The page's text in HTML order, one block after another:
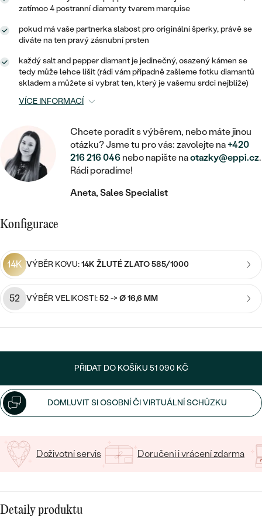
RUČNĚ RYTÉ
S VÝPLNÍ
SVATEBNÍ SETY
DLE CENY
LUXUSNÍ
Nejprodávanější
PROHLÉDNOUT
ZAČÍT S LAB-GROWN DIAMANTEM
ZAČÍT S BAREVNÝM DIAMANTEM
DLE DRAHOKAMU
DIAMANT
LAB-GROWN DIAMANT
MOISSANIT
BAREVNÝ DIAMANT
ČERNÝ DIAMANT
SALT AND PEPPER DIAMANT
DRAHOKAM
DLE MATERIÁLU
STŘÍBRO
BROŽE
DOPLŇKY
ZLATO
STŘÍBRO
DLE KAMENE
S DIAMANTY
S DRAHOKAMY
S LAB-GROWN DIAMANTY
PERSONALIZOVANÉ
MINIMALISTICKÉ
PODLE PŘÍLEŽITOSTI
PODLE BARVY
DĚTSKÉ
PIERCING
DLE KAMENE
S DIAMANTY
S DRAHOKAMY
S PERLAMI
CENOVĚ DOSTUPNÉ
LUXUSNÍ
Nejprodávanější
ŘETÍZKY
VE TVARU SRDCE
SE ZVÍŘATY
DLE DRAHOKAMU
S DIAMANTY
S DRAHOKAMY
S PERLAMI
DLE CENY
CENOVĚ DOSTUPNÉ
LUXUSNÍ
STATEMENT
PEČETNÍ
PERSONALIZOVANÉ
S DIAMANTY
S DRAHOKAMY
CENOVĚ DOSTUPNÉ
LUXUSNÍ
zatímco 4 postranní diamanty tvarem marquise
pokud má vaše partnerka slabost pro originální šperky, právě se
díváte na ten pravý zásnubní prsten
každý salt and pepper diamant je jedinečný, osazený kámen se
tedy může lehce lišit (rádi vám případně zašleme fotku diamantů
skladem a můžete si vybrat ten, který je vašemu srdci nejblíže)
VÍCE INFORMACÍ
Chcete poradit s výběrem, nebo máte jinou
otázku? Jsme tu pro vás: zavolejte na+420
216 216 046 nebo napište naotazky@eppi.cz.
Rádi poradíme!
Aneta, Sales Specialist
Konfigurace
14K VÝBĚR KOVU:14K ŽLUTÉ ZLATO 585/1000
52 VÝBĚR VELIKOSTI:52 -> Ø 16,6 MM
PŘIDAT DO KOŠÍKU 51 090 KČ
DOMLUVIT SI OSOBNÍ ČI VIRTUÁLNÍ SCHŮZKU
Doživotní servis Doručení i vrácení zdarma
Detaily produktu